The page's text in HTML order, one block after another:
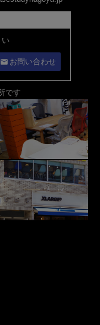
い
email お問い合わせ
です